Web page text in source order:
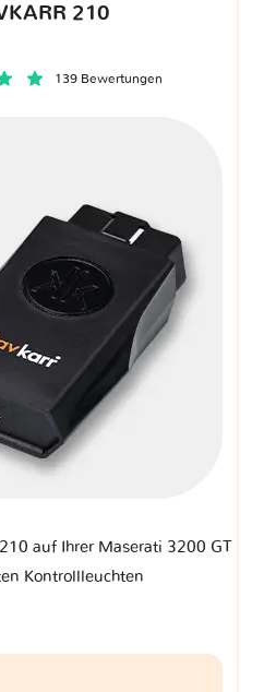
210
139 Bewertungen
auf Ihrer Maserati 3200 GT
Kontrollleuchten